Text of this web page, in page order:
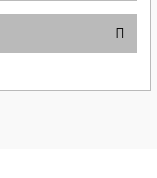
kullanarak tarafımıza